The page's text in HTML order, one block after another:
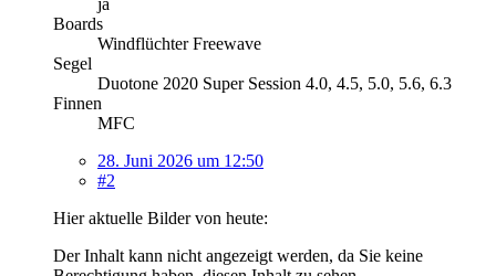
Boards
Windflüchter Freewave
Segel
Duotone 2020 Super Session 4.0, 4.5, 5.0, 5.6, 6.3
Finnen
MFC
28. Juni 2026 um 12:50
#2
Hier aktuelle Bilder von heute:
Der Inhalt kann nicht angezeigt werden, da Sie keine